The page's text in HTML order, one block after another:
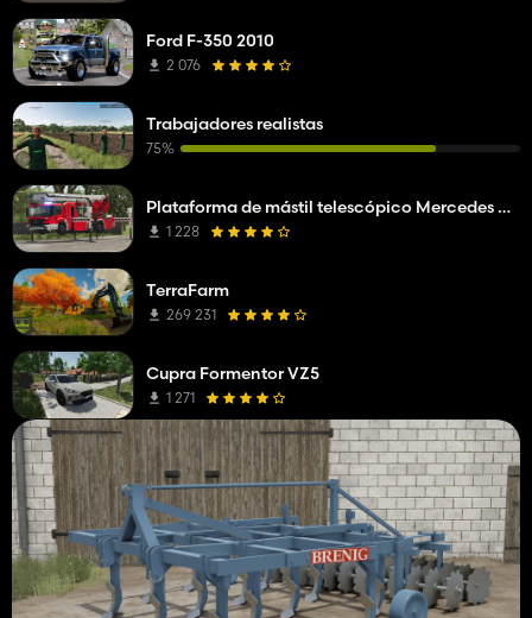
Ford F-350 2010
2 076
Trabajadores realistas
75%
Plataforma de mástil telescópico Mercedes Benz Econic WISS
1 228
TerraFarm
269 231
Cupra Formentor VZ5
1 271